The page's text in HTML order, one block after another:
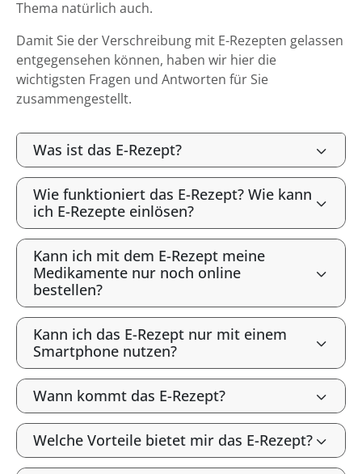
Thema natürlich auch.
Damit Sie der Verschreibung mit E-Rezepten gelassen
entgegensehen können, haben wir hier die
wichtigsten Fragen und Antworten für Sie
zusammengestellt.
Was ist das E-Rezept?
Wie funktioniert das E-Rezept? Wie kann
ich E-Rezepte einlösen?
Kann ich mit dem E-Rezept meine
Medikamente nur noch online
bestellen?
Kann ich das E-Rezept nur mit einem
Smartphone nutzen?
Wann kommt das E-Rezept?
Welche Vorteile bietet mir das E-Rezept?